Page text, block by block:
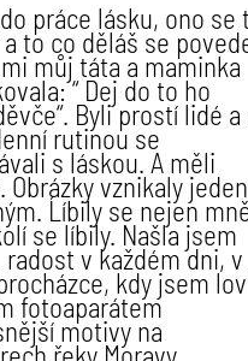
práce lásku, ono se
to co děláš se
můj táta a maminka
“ Dej do to ho
Byli prostí lidé a
rutinou se
s láskou. A měli
Obrázky vznikaly jeden
Ĺíbily se nejen
se líbily. Našla jsem
v každém dni, v
kdy jsem
fotoaparátem
motivy na